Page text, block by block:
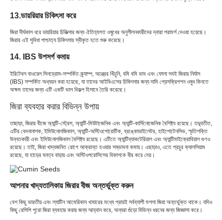
13.ডায়রিয়ার চিকিৎসা করে
জিরা দীর্ঘকাল ধরে ডায়রিয়ার চিকিত্সার জন্য ঐতিহ্যগত ওষুধের অনুশীলনকারীদের দ্বারা পরামর্শ দেওয়া হয়েছে।
জিরার এই সুবিধা পাশ্চাত্য চিকিৎসায় স্বীকৃত হতে শুরু করেছে।
14. IBS উপসর্গ কমায়
ইরিটেবল বাওয়েল সিনড্রোম-সম্পর্কিত ক্র্যাম্প, অন্ত্রের খিঁচুনি, বমি বমি ভাব এবং ফোলা সবই জিরার নির্যাস
(IBS) সম্পর্কিত অধ্যয়ন করা হয়েছে, যা তাদের আইবিএসের চিকিৎসার জন্য দামি প্রেসক্রিপশন ওষুধ কিনতে
অক্ষম তাদের জন্য এটি একটি ভাল বিকল্প হিসাবে তৈরি করেছে।
জিরা ব্যবহার করার বিভিন্ন উপায়
তাছাড়া, জিরার বীজে অ্যান্টি-স্ট্রেস, অ্যান্টি-মিউটাজেনিক এবং অ্যান্টি-কার্সিনোজেনিক বৈশিষ্ট্য রয়েছে। তদ্ব্যতীত,
এটির বেদনানাশক, ইমিউনোলজিকাল, অ্যান্টি-অস্টিওপোরোটিক, ব্রঙ্কোডাইলেটর, হাইপোটেনসিভ, স্মৃতিশক্তি
উন্নতকারী এবং ইমিউনোলজিকাল বৈশিষ্ট্য রয়েছে। এটিতে অ্যান্টিব্যাকটেরিয়াল এবং অ্যান্টিমাইক্রোবিয়াল গুণও
রয়েছে। তাই, জিরা খাদ্যজনিত রোগে আক্রান্ত হওয়ার সম্ভাবনা কমায়। এছাড়াও, এতে প্রচুর ক্যালসিয়াম
রয়েছে, যা হাড়ের ঘনত্ব বাড়ায় এবং অস্টিওপরোসিসের বিকাশকে ধীর করে দেয়।
আপনার খাদ্যতালিকায় জিরার বীজ অন্তর্ভুক্ত করুন
বেশ কিছু ভারতীয় এবং ল্যাটিন আমেরিকান খাবারের মধ্যে প্রায়ই সর্বব্যাপী মশলা জিরা অন্তর্ভুক্ত থাকে। যদিও
কিছু রেসিপি পুরো জিরা ব্যবহার করার জন্য আহ্বান করে, অন্যরা গুঁড়ো বিভিন্ন ধরনের জন্য জিজ্ঞাসা করে।